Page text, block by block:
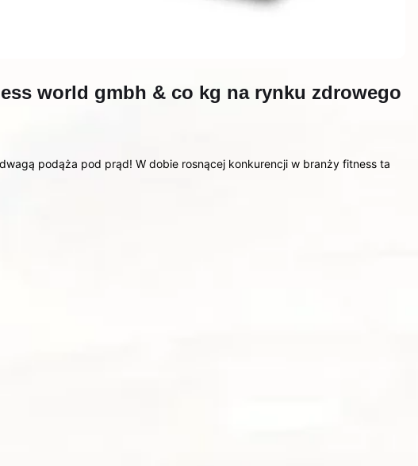
world gmbh & co kg na rynku zdrowego
podąża pod prąd! W dobie rosnącej konkurencji w branży fitness ta